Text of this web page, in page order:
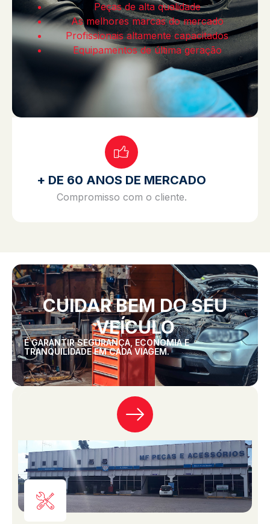
Peças de alta qualidade
As melhores marcas do mercado
Profissionais altamente capacitados
Equipamentos de última geração
+ DE 60 ANOS DE MERCADO
Compromisso com o cliente.
CUIDAR BEM DO SEU
VEÍCULO
É GARANTIR SEGURANÇA, ECONOMIA E
TRANQUILIDADE EM CADA VIAGEM.